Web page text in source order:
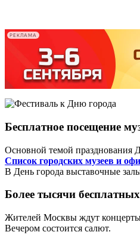
РЕКЛАМА
Бесплатное посещение
Основной темой празднования
Список городских музеев и
В День города выставочные
Более тысячи
Жителей Москвы ждут концерты
Вечером состоится салют.